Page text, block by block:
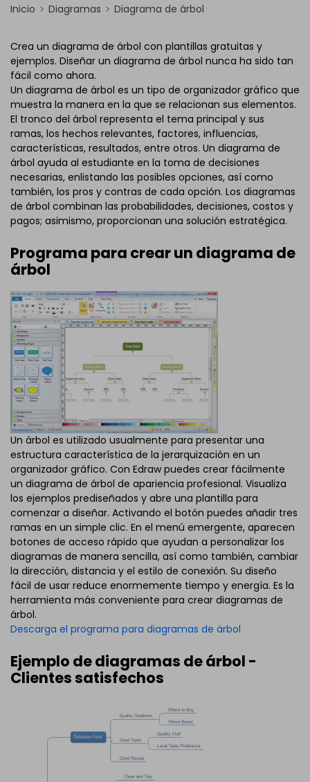
Inicio Diagramas Diagrama de árbol
Crea un diagrama de árbol con plantillas gratuitas y
ejemplos. Diseñar un diagrama de árbol nunca ha sido tan
fácil como ahora.
Un diagrama de árbol es un tipo de organizador gráfico que
muestra la manera en la que se relacionan sus elementos.
El tronco del árbol representa el tema principal y sus
ramas, los hechos relevantes, factores, influencias,
características, resultados, entre otros. Un diagrama de
árbol ayuda al estudiante en la toma de decisiones
necesarias, enlistando las posibles opciones, así como
también, los pros y contras de cada opción. Los diagramas
de árbol combinan las probabilidades, decisiones, costos y
pagos; asimismo, proporcionan una solución estratégica.
Programa para crear un diagrama de
árbol
Un árbol es utilizado usualmente para presentar una
estructura característica de la jerarquización en un
organizador gráfico. Con Edraw puedes crear fácilmente
un diagrama de árbol de apariencia profesional. Visualiza
los ejemplos prediseñados y abre una plantilla para
comenzar a diseñar. Activando el botón puedes añadir tres
ramas en un simple clic. En el menú emergente, aparecen
botones de acceso rápido que ayudan a personalizar los
diagramas de manera sencilla, así como también, cambiar
la dirección, distancia y el estilo de conexión. Su diseño
fácil de usar reduce enormemente tiempo y energía. Es la
herramienta más conveniente para crear diagramas de
árbol.
Descarga el programa para diagramas de árbol
Ejemplo de diagramas de árbol -
Clientes satisfechos